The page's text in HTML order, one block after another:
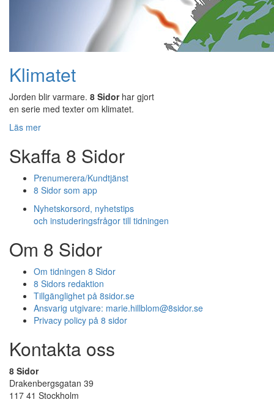
Klimatet
Jorden blir varmare. 8 Sidorhar gjort
en serie med texter om klimatet.
Läs mer
Skaffa 8 Sidor
Prenumerera/Kundtjänst
8 Sidor som app
Nyhetskorsord, nyhetstips
och instuderingsfrågor till tidningen
Om 8 Sidor
Om tidningen 8 Sidor
8 Sidors redaktion
Tillgänglighet på 8sidor.se
Ansvarig utgivare: marie.hillblom@8sidor.se
Privacy policy på 8 sidor
Kontakta oss
8 Sidor
Drakenbergsgatan 39
117 41 Stockholm